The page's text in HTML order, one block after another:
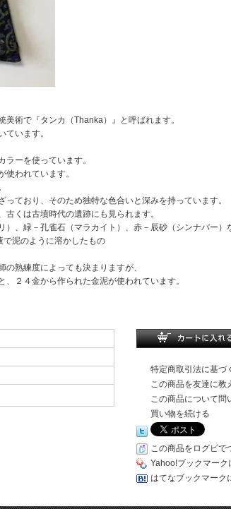
術で『タンカ（Thanka）』と呼ばれます。
います。
ーを使っています。
われています。
おり、そのため独特な色合いと深みを持っています。
くは古墳時代の遺跡にも見られます。
緑－孔雀石（マラカイト）、赤－辰砂（シンナバー）
泥のように溶かしたもの
熟練度によっても決まりますが、
２４金から作られた金泥が使われています。
特定商取引法に基づ
この商品を友達に教
この商品について問
買い物を続ける
この商品をログピで
Yahoo!ブックマーク
はてなブックマーク